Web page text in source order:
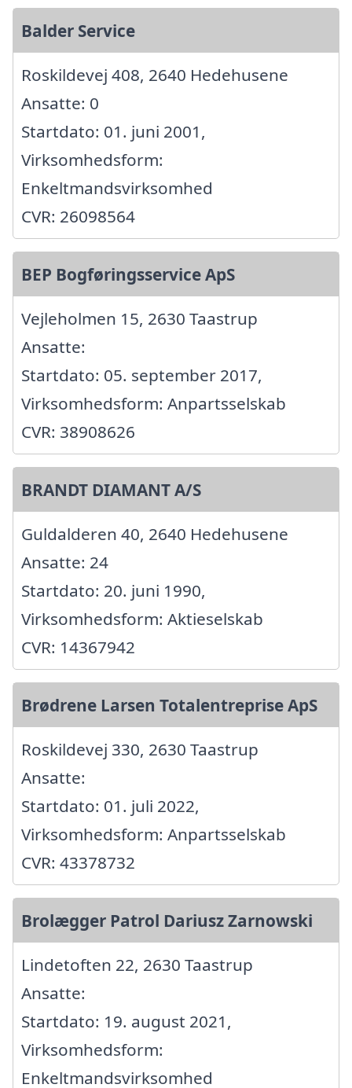
Balder Service
Roskildevej 408, 2640 Hedehusene
Ansatte: 0
Startdato: 01. juni 2001,
Virksomhedsform:
Enkeltmandsvirksomhed
CVR: 26098564
BEP Bogføringsservice ApS
Vejleholmen 15, 2630 Taastrup
Ansatte:
Startdato: 05. september 2017,
Virksomhedsform: Anpartsselskab
CVR: 38908626
BRANDT DIAMANT A/S
Guldalderen 40, 2640 Hedehusene
Ansatte: 24
Startdato: 20. juni 1990,
Virksomhedsform: Aktieselskab
CVR: 14367942
Brødrene Larsen Totalentreprise ApS
Roskildevej 330, 2630 Taastrup
Ansatte:
Startdato: 01. juli 2022,
Virksomhedsform: Anpartsselskab
CVR: 43378732
Brolægger Patrol Dariusz Zarnowski
Lindetoften 22, 2630 Taastrup
Ansatte:
Startdato: 19. august 2021,
Virksomhedsform:
Enkeltmandsvirksomhed